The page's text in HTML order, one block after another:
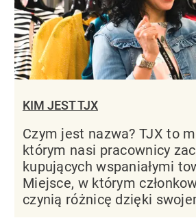
KIM JEST TJX
Czym jest nazwa? TJX to
którym nasi pracownicy
kupujących wspaniałymi
Miejsce, w którym
czynią różnicę dzięki